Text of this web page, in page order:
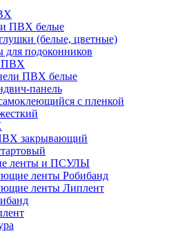
ПВХ белые
(белые, цветные)
подоконников
ПВХ
ПВХ белые
панель
с пленкой
закрывающий
ленты и ПСУЛЫ
ленты Робибанд
ленты Липлент